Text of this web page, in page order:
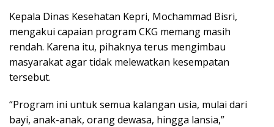
Kepala Dinas Kesehatan Kepri, Mochammad Bisri,
mengakui capaian program CKG memang masih
rendah. Karena itu, pihaknya terus mengimbau
masyarakat agar tidak melewatkan kesempatan
tersebut.
“Program ini untuk semua kalangan usia, mulai dari
bayi, anak-anak, orang dewasa, hingga lansia,”